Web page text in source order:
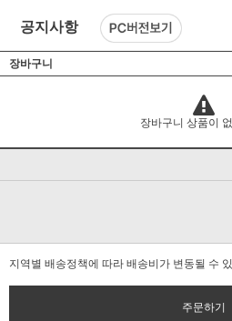
공지사항
장바구니
장바구니 상품이
지역별 배송정책에 따라 배송비가 변동될 수
주문하기